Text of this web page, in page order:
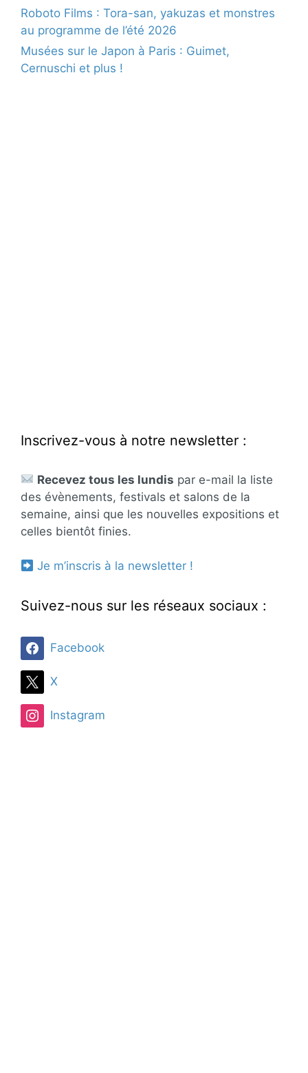
Roboto Films : Tora-san, yakuzas et monstres
au programme de l’été 2026
Musées sur le Japon à Paris : Guimet,
Cernuschi et plus !
Inscrivez-vous à notre newsletter :
Recevez tous les lundis par e-mail la liste
des évènements, festivals et salons de la
semaine, ainsi que les nouvelles expositions et
celles bientôt finies.
Je m’inscris à la newsletter !
Suivez-nous sur les réseaux sociaux :
Facebook
X
Instagram